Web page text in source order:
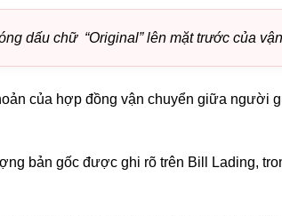
dấu chữ “Original” lên mặt trước của
của hợp đồng vận chuyển giữa người
bản gốc được ghi rõ trên Bill Lading,